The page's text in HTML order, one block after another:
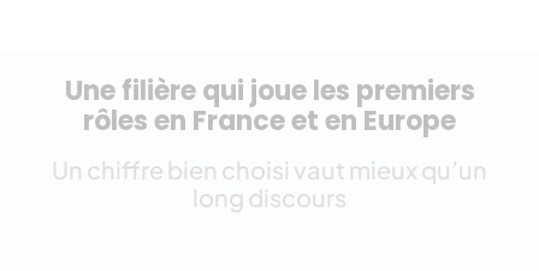
Une filière qui joue les premiers
rôles en France et en Europe
Un chiffre bien choisi vaut mieux qu’un
long discours